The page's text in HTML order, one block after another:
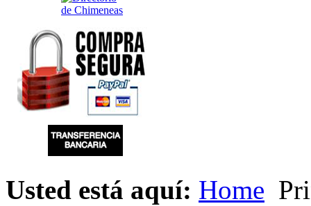
Usted está aquí: Home